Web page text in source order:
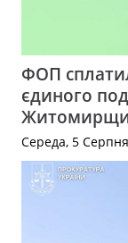
ФОП
єдиного
Середа, 5